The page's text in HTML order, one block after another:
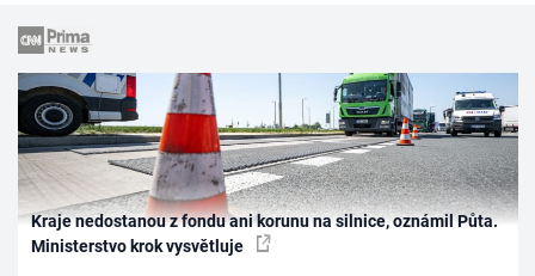
Kraje nedostanou z fondu ani korunu na silnice, oznámil Půta.
Ministerstvo krok vysvětluje